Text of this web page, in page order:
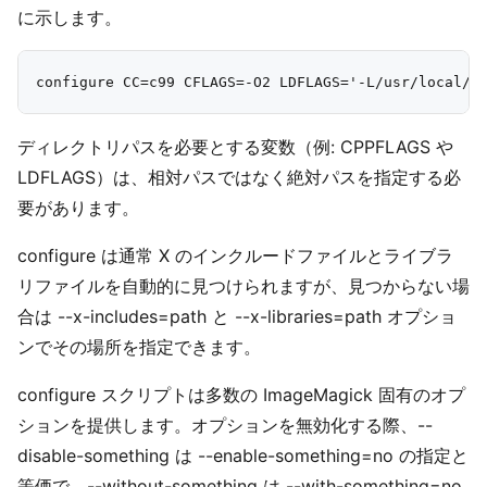
に示します。
ディレクトリパスを必要とする変数（例: CPPFLAGS や
LDFLAGS）は、相対パスではなく絶対パスを指定する必
要があります。
configure は通常 X のインクルードファイルとライブラ
リファイルを自動的に見つけられますが、見つからない場
合は --x-includes=path と --x-libraries=path オプショ
ンでその場所を指定できます。
configure スクリプトは多数の ImageMagick 固有のオプ
ションを提供します。オプションを無効化する際、--
disable-something は --enable-something=no の指定と